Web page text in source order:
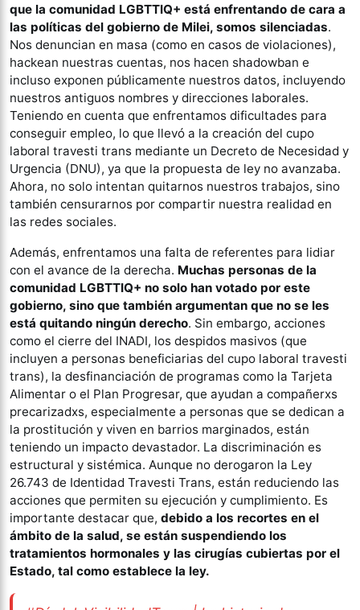
que la comunidad LGBTTIQ+ está enfrentando de cara a
las políticas del gobierno de Milei, somos silenciadas.
Nos denuncian en masa (como en casos de violaciones),
hackean nuestras cuentas, nos hacen shadowban e
incluso exponen públicamente nuestros datos, incluyendo
nuestros antiguos nombres y direcciones laborales.
Teniendo en cuenta que enfrentamos dificultades para
conseguir empleo, lo que llevó a la creación del cupo
laboral travesti trans mediante un Decreto de Necesidad y
Urgencia (DNU), ya que la propuesta de ley no avanzaba.
Ahora, no solo intentan quitarnos nuestros trabajos, sino
también censurarnos por compartir nuestra realidad en
las redes sociales.
Además, enfrentamos una falta de referentes para lidiar
con el avance de la derecha. Muchas personas de la
comunidad LGBTTIQ+ no solo han votado por este
gobierno, sino que también argumentan que no se les
está quitando ningún derecho. Sin embargo, acciones
como el cierre del INADI, los despidos masivos (que
incluyen a personas beneficiarias del cupo laboral travesti
trans), la desfinanciación de programas como la Tarjeta
Alimentar o el Plan Progresar, que ayudan a compañerxs
precarizadxs, especialmente a personas que se dedican a
la prostitución y viven en barrios marginados, están
teniendo un impacto devastador. La discriminación es
estructural y sistémica. Aunque no derogaron la Ley
26.743 de Identidad Travesti Trans, están reduciendo las
acciones que permiten su ejecución y cumplimiento. Es
importante destacar que, debido a los recortes en el
ámbito de la salud, se están suspendiendo los
tratamientos hormonales y las cirugías cubiertas por el
Estado, tal como establece la ley.